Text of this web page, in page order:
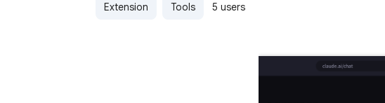
Extension Tools 5 users